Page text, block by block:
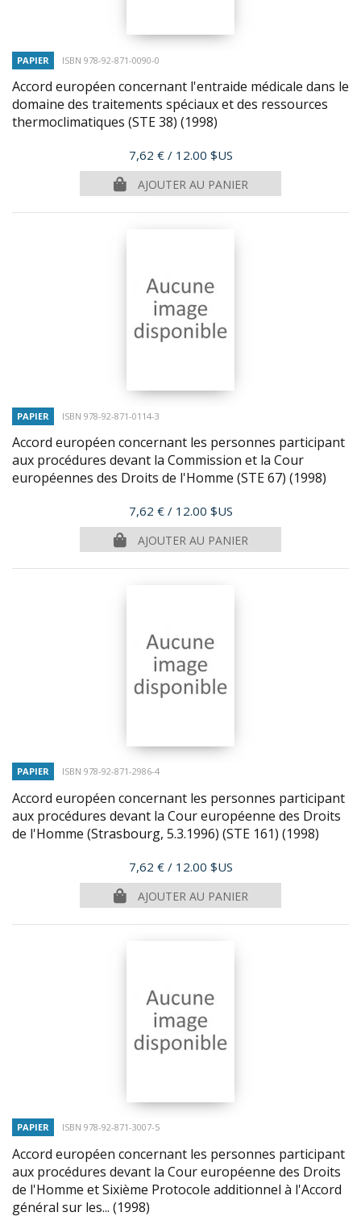
PAPIER ISBN 978-92-871-0090-0
Accord européen concernant l'entraide médicale dans le
domaine des traitements spéciaux et des ressources
thermoclimatiques (STE 38) (1998)
Prix
7,62 € / 12.00 $US
AJOUTER AU PANIER
PAPIER ISBN 978-92-871-0114-3
Accord européen concernant les personnes participant
aux procédures devant la Commission et la Cour
européennes des Droits de l'Homme (STE 67) (1998)
Prix
7,62 € / 12.00 $US
AJOUTER AU PANIER
PAPIER ISBN 978-92-871-2986-4
Accord européen concernant les personnes participant
aux procédures devant la Cour européenne des Droits
de l'Homme (Strasbourg, 5.3.1996) (STE 161) (1998)
Prix
7,62 € / 12.00 $US
AJOUTER AU PANIER
PAPIER ISBN 978-92-871-3007-5
Accord européen concernant les personnes participant
aux procédures devant la Cour européenne des Droits
de l'Homme et Sixième Protocole additionnel à l'Accord
général sur les... (1998)